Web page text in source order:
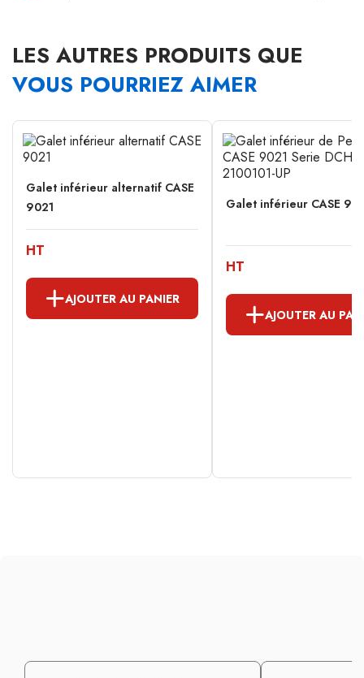
LES AUTRES PRODUITS QUE
VOUS POURRIEZ AIMER
Galet inférieur alternatif CASE
9021
HT
AJOUTER AU PANIER
Galet inférieur CASE
HT
AJOUTER AU